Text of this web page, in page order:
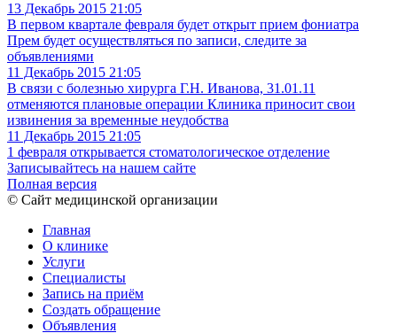
13 Декабрь 2015 21:05
В первом квартале февраля будет открыт прием фониатра
Прем будет осуществляться по записи, следите за
объявлениями
11 Декабрь 2015 21:05
В связи с болезнью хирурга Г.Н. Иванова, 31.01.11
отменяются плановые операции Клиника приносит свои
извинения за временные неудобства
11 Декабрь 2015 21:05
1 февраля открывается стоматологическое отделение
Записывайтесь на нашем сайте
Полная версия
© Сайт медицинской организации
Главная
О клинике
Услуги
Специалисты
Запись на приём
Создать обращение
Объявления